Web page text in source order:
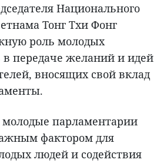
Национального
Тонг Тхи Фонг
роль молодых
передаче желаний и идей
вносящих свой вклад
молодые парламентарии
фактором для
людей и содействия